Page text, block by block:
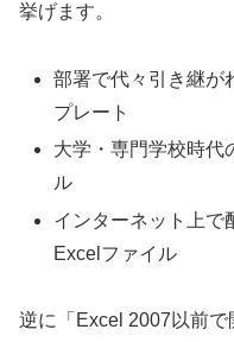
挙げます。
部署で代々引き継が
プレート
大学・専門学校時代
ル
インターネット上で
Excelファイル
逆に「Excel 2007以前で